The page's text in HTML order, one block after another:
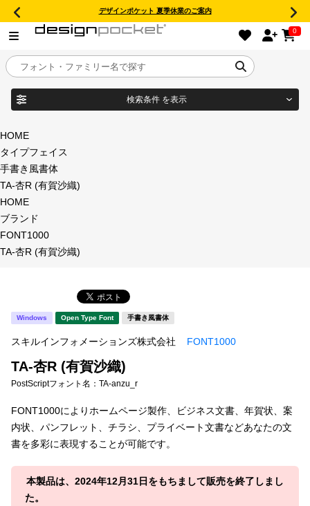
デザインポケット 夏季休業のご案内
0
目的別フォントガイド
特集
おすすめ
年間ライセンス商品
新着一覧
カート
マイページ
ご利用ガイド
検索条件 を表示
商品名
フォント形式
タイプフェイス
明朝体
宋朝体
教科書体 行書体
草書体 勘亭流
HOME
タイプフェイス
手書き風書体
TA-杏R (有賀沙織)
HOME
ブランド
FONT1000
TA-杏R (有賀沙織)
Windows Open Type Font 手書き風書体
スキルインフォメーションズ株式会社 FONT1000
TA-杏R (有賀沙織)
PostScriptフォント名： TA-anzu_r
FONT1000によりホームページ製作、ビジネス文書、年賀状、案
内状、パンフレット、チラシ、プライベート文書などあなたの文
書を多彩に表現することが可能です。
本製品は、2024年12月31日をもちまして販売を終了しまし
た。